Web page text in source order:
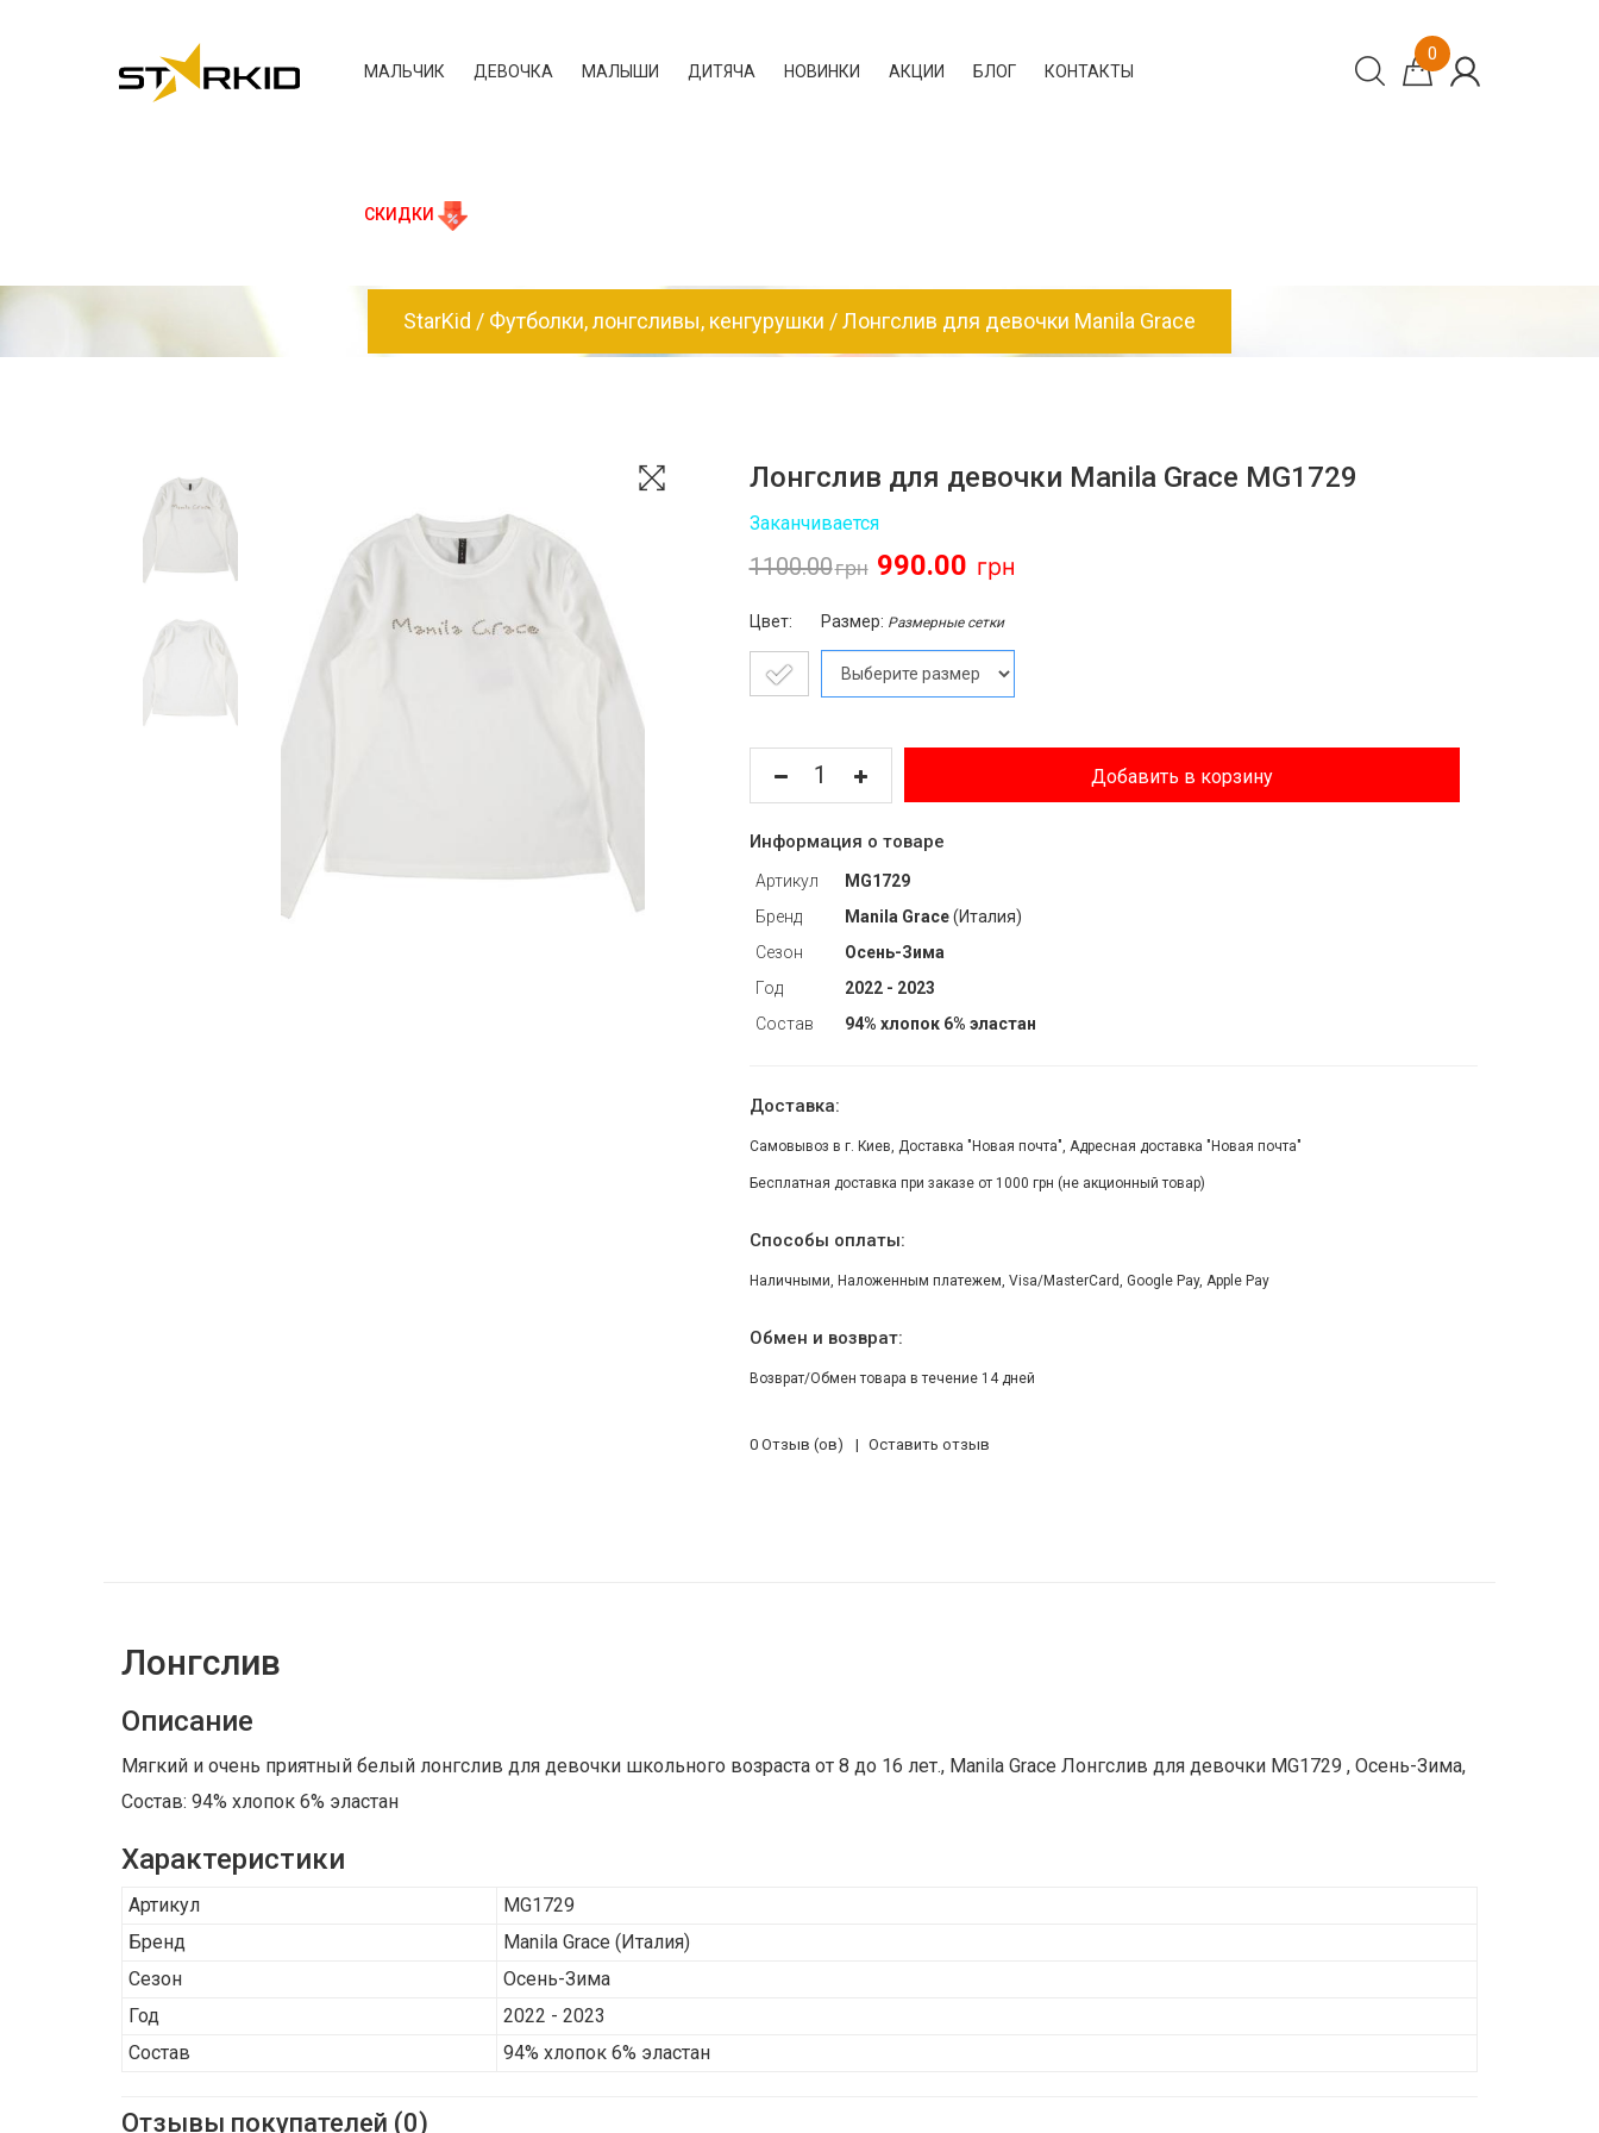
МАЛЬЧИК ДЕВОЧКА МАЛЫШИ ДИТЯЧА НОВИНКИ АКЦИИ БЛОГ КОНТАКТЫ
СКИДКИ
0
StarKid Футболки, лонгсливы, кенгурушки Лонгслив для девочки Manila Grace
Лонгслив для девочки Manila Grace MG1729
Заканчивается
1100.00 990.00
Цвет: Размер: Размерные сетки
Добавить в корзину
Информация о товаре
Артикул
MG1729
Бренд
Manila Grace(Италия)
Сезон
Осень-Зима
Год
2022 - 2023
Состав
94% хлопок 6% эластан
Доставка:
Самовывоз в г. Киев, Доставка "Новая почта", Адресная доставка "Новая почта"
Бесплатная доставка при заказе от 1000 грн (не акционный товар)
Способы оплаты:
Наличными, Наложенным платежем, Visa/MasterCard, Google Pay, Apple Pay
Обмен и возврат:
Возврат/Обмен товара в течение 14 дней
0 Отзыв (ов) Оставить отзыв
Лонгслив
Описание
Мягкий и очень приятный белый лонгслив для девочки школьного возраста от 8 до 16 лет., Manila Grace Лонгслив для девочки MG1729 , Осень-Зима,
Состав: 94% хлопок 6% эластан
Характеристики
Артикул
MG1729
Бренд
Manila Grace (Италия)
Сезон
Осень-Зима
Год
2022 - 2023
Состав
94% хлопок 6% эластан
Отзывы покупателей (0)